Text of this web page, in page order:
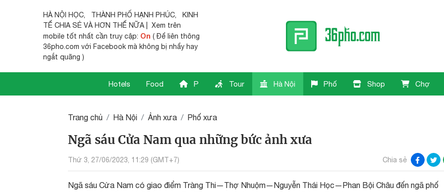
HÀ NỘI HỌC, THÀNH PHỐ HẠNH PHÚC,
KINH
TẾ CHIA SẺ VÀ HƠN THẾ NỮA | Xem trên
mobile tốt nhất cần truy cập: On ( Để liên thông
36pho.com với Facebook mà không bị nhẩy hay
ngắt quãng )
Hotels Food P Tour Hà Nội Phố Shop Chợ
Trang chủ Hà Nội Ảnh xưa Phố xưa
Ngã sáu Cửa Nam qua những bức ảnh xưa
Thứ 3, 27/06/2023, 11:29 (GMT+7) Chia sẻ
Ngã sáu Cửa Nam có giao điểm Tràng Thi—Thợ Nhuộm—Nguyễn Thái Học—Phan Bội Châu đến ngã phố